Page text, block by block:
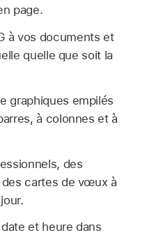
page.
à vos documents et
quelle que soit la
graphiques empilés
à colonnes et à
des
cartes de vœux à
et heure dans